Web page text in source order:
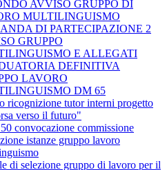
AVVISO GRUPPO DI
MULTILINGUISMO
DI PARTECIPAZIONE 2
GRUPPO
E ALLEGATI
DEFINITIVA
LAVORO
DM 65
ricognizione tutor interni progetto
verso il futuro"
convocazione commissione
istanze gruppo lavoro
di selezione gruppo di lavoro per il